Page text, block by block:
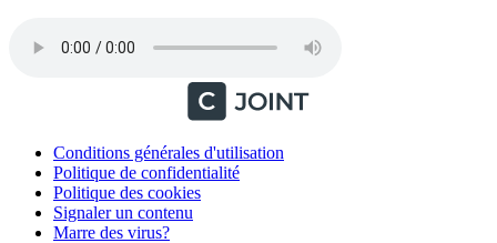
Conditions générales d'utilisation
Politique de confidentialité
Politique des cookies
Signaler un contenu
Marre des virus?